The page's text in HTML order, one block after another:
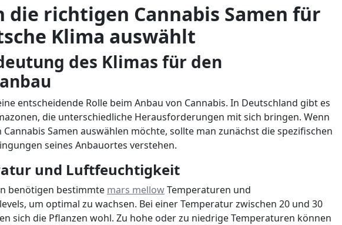
die richtigen Cannabis Samen für
Klima auswählt
des Klimas für den
entscheidende Rolle beim Anbau von Cannabis. In Deutschland gibt es
die unterschiedliche Herausforderungen mit sich bringen. Wenn
Samen auswählen möchte, sollte man zunächst die spezifischen
seines Anbauortes verstehen.
und Luftfeuchtigkeit
benötigen bestimmte mars mellowTemperaturen und
um optimal zu wachsen. Bei einer Temperatur zwischen 20 und 30
sich die Pflanzen wohl. Zu hohe oder zu niedrige Temperaturen können